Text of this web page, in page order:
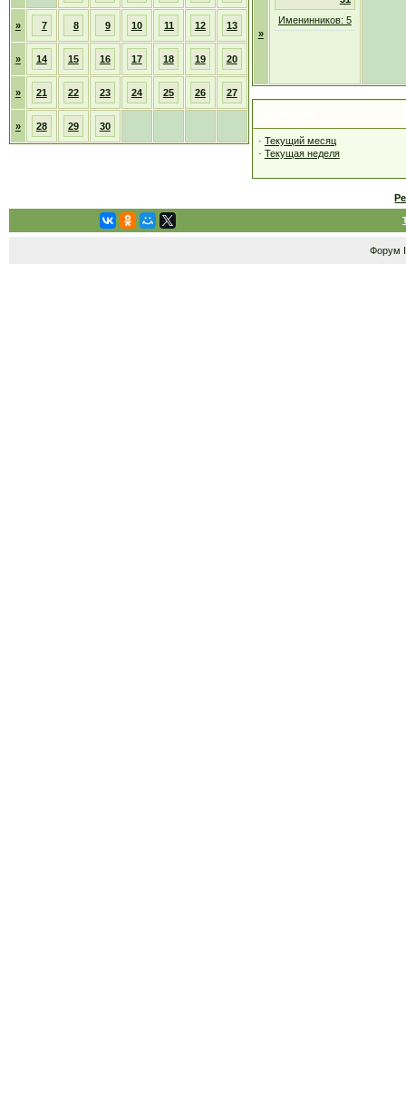
» 7 8 9 10 11 12 13
» 14 15 16 17 18 19 20
» 21 22 23 24 25 26 27
» 28 29 30
»
Именинников: 5
· Текущий месяц
· Текущая неделя
Форум